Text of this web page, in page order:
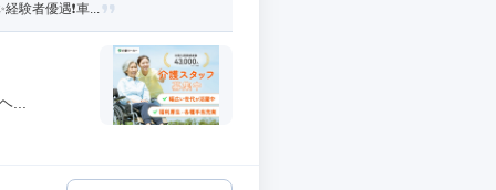
験者優遇❗️車...
...